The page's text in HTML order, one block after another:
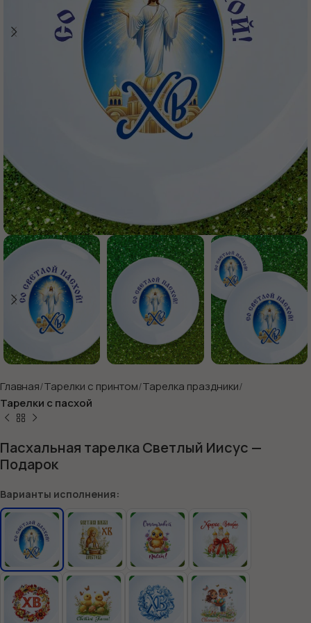
Главная Тарелки с принтом Тарелка праздники
Тарелки с пасхой
Пасхальная тарелка Светлый Иисус —
Подарок
Варианты исполнения: